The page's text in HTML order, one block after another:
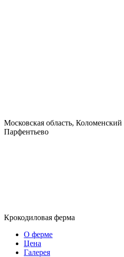
Московская область, Коломенский
Парфентьево
Крокодиловая ферма
О ферме
Цена
Галерея